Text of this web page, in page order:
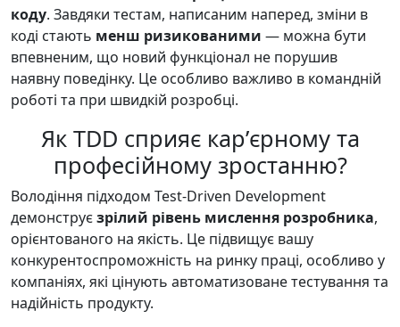
коду. Завдяки тестам, написаним наперед, зміни в
коді стають менш ризикованими — можна бути
впевненим, що новий функціонал не порушив
наявну поведінку. Це особливо важливо в командній
роботі та при швидкій розробці.
Як TDD сприяє карʼєрному та
професійному зростанню?
Володіння підходом Test-Driven Development
демонструєзрілий рівень мислення розробника,
орієнтованого на якість. Це підвищує вашу
конкурентоспроможність на ринку праці, особливо у
компаніях, які цінують автоматизоване тестування та
надійність продукту.